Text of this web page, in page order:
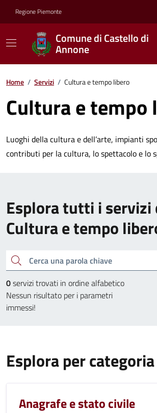
Regione Piemonte
Comune di Castello di
Annone
Home / Servizi / Cultura e tempo libero
Cultura e tempo
Luoghi della cultura e dell’arte, impianti
contributi per la cultura, lo spettacolo e lo
Esplora tutti i servizi
Cultura e tempo
Cerca una parola chiave
0servizi trovati in ordine alfabetico
Nessun risultato per i parametri
immessi!
Esplora per categoria
Anagrafe e stato civile